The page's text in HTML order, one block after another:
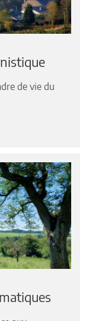
de vie du